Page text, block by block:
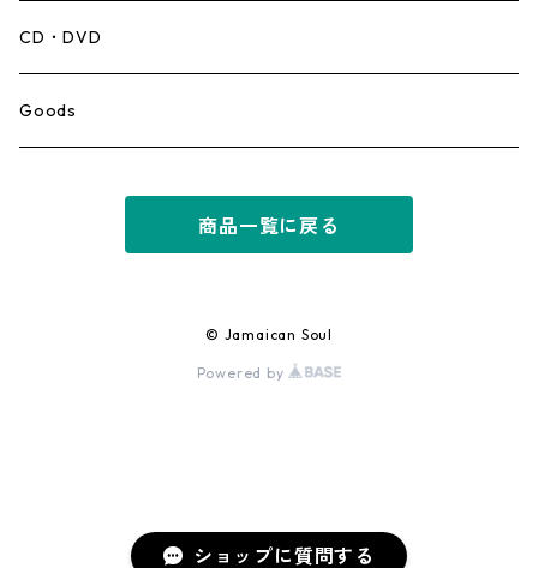
ショップに質問する
Mento,Calypso,Ballad
Ska
Early Dancehall
CD・DVD
Goods
商品一覧に戻る
© Jamaican Soul
Powered by